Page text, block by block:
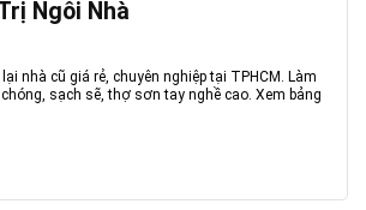
Ngôi Nhà
nhà cũ giá rẻ, chuyên nghiệp tại TPHCM. Làm
sạch sẽ, thợ sơn tay nghề cao. Xem bảng